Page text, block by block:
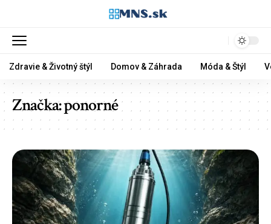
Zdravie & Životný štýl Domov & Záhrada Móda & Štýl
Značka:ponorné